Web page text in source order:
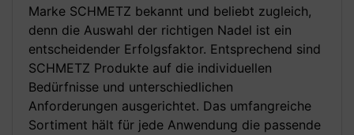
Marke SCHMETZ bekannt und beliebt zugleich,
denn die Auswahl der richtigen Nadel ist ein
entscheidender Erfolgsfaktor. Entsprechend sind
SCHMETZ Produkte auf die individuellen
Bedürfnisse und unterschiedlichen
Anforderungen ausgerichtet. Das umfangreiche
Sortiment hält für jede Anwendung die passende